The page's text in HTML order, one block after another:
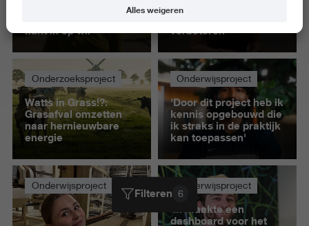
afstudeerproject weet
kant ik op wil'
te testen kon ik mijn
verbeteren'
Onderzoeksproject
Watts in Grass!?:
Grasafval omzetten
naar hernieuwbare
energie
Onderwijsproject
'Door dit project heb ik
kennis opgebouwd die
ik straks in de praktijk
kan toepassen'
Onderwijsproject Onderwijsproject
‘Ik maakte een
dashboard voor het
Filteren 6
Alles weigeren